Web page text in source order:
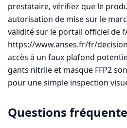
prestataire, vérifiez que le
autorisation de mise sur le
validité sur le portail officiel de
https://www.anses.fr/fr/
accès à un faux plafond
gants nitrile et masque FFP2
pour une simple inspection
Questions